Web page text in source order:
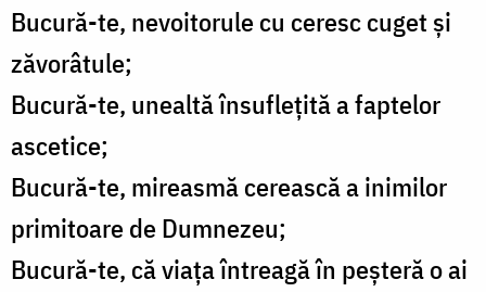
Bucură-te, nevoitorule cu ceresc cuget și
zăvorâtule;
Bucură-te, unealtă însuflețită a faptelor
ascetice;
Bucură-te, mireasmă cerească a inimilor
primitoare de Dumnezeu;
Bucură-te, că viața întreagă în peșteră o ai